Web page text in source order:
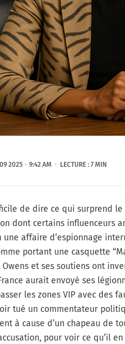
2025 9:42 AM LECTURE : 7 MIN
de dire ce qui surprend
dont certains influenceurs
affaire d’espionnage
portant une casquette
Owens et ses soutiens ont
aurait envoyé ses
les zones VIP avec des
tué un commentateur
à cause d’un chapeau de
pour voir ce qu’il